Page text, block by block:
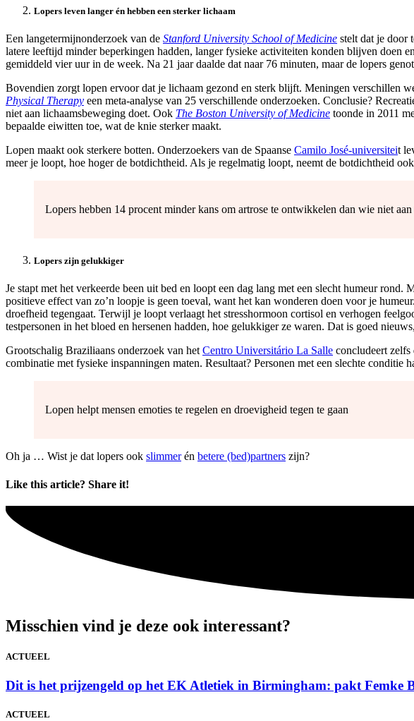
Lopers leven langer én hebben een sterker lichaam
Een langetermijnonderzoek van de Stanford University School of Medicine stelt dat je door
latere leeftijd minder beperkingen hadden, langer fysieke activiteiten konden blijven doen
gemiddeld vier uur in de week. Na 21 jaar daalde dat naar 76 minuten, maar de lopers
Bovendien zorgt lopen ervoor dat je lichaam gezond en sterk blijft. Meningen verschillen
Physical Therapy een meta-analyse van 25 verschillende onderzoeken. Conclusie?
niet aan lichaamsbeweging doet. Ook The Boston University of Medicine toonde in 2011
bepaalde eiwitten toe, wat de knie sterker maakt.
Lopen maakt ook sterkere botten. Onderzoekers van de Spaanse Camilo José-universiteit
meer je loopt, hoe hoger de botdichtheid. Als je regelmatig loopt, neemt de botdichtheid
Lopers hebben 14 procent minder kans om artrose te ontwikkelen dan wie niet
Lopers zijn gelukkiger
Je stapt met het verkeerde been uit bed en loopt een dag lang met een slecht humeur
positieve effect van zo’n loopje is geen toeval, want het kan wonderen doen voor je
droefheid tegengaat. Terwijl je loopt verlaagt het stresshormoon cortisol en verhogen
testpersonen in het bloed en hersenen hadden, hoe gelukkiger ze waren. Dat is goed
Grootschalig Braziliaans onderzoek van hetCentro Universitário La Salle concludeert zelfs
combinatie met fysieke inspanningen maten. Resultaat? Personen met een slechte conditie
Lopen helpt mensen emoties te regelen en droevigheid tegen te gaan
Oh ja … Wist je dat lopers ook slimmerén betere (bed)partners zijn?
Like this article? Share it!
Misschien vind je deze ook interessant?
ACTUEEL
Dit is het prijzengeld op het EK Atletiek in Birmingham: pakt Femke
ACTUEEL